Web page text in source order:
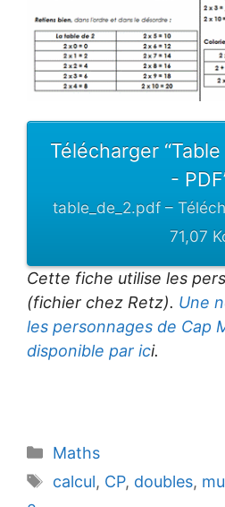
Télécharger
-
table_de_2.pdf –
71,07
Cette fiche utilise les
(fichier chez Retz). Une
les personnages de Cap
disponible par ici.
Catégories
Maths
Étiquettes
calcul, CP, doubles,